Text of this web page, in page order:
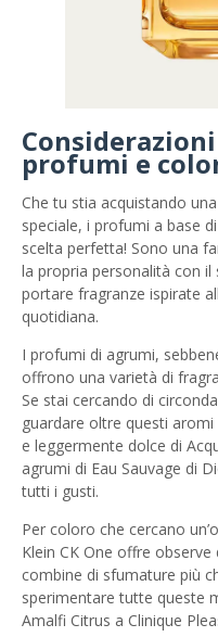
profumi e
Che tu stia acquistando
speciale, i profumi a base
scelta perfetta! Sono una
la propria personalità con
portare fragranze ispirate
quotidiana.
I profumi di agrumi,
offrono una varietà di
Se stai cercando di
guardare oltre questi
e leggermente dolce di
agrumi di Eau Sauvage di
tutti i gusti.
Per coloro che cercano
Klein CK One offre
combine di sfumature più
sperimentare tutte queste
Amalfi Citrus a Clinique